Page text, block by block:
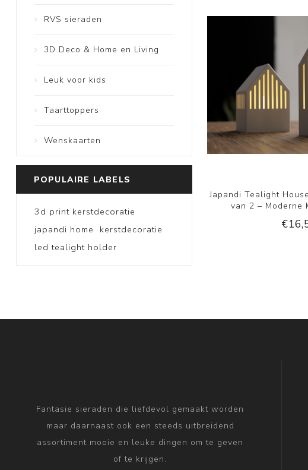
Japandi Tealight
van 2 – Moderne
RVS sieraden
3D Deco & Home en Living
Leuk voor kids
Taarttoppers
Wenskaarten
POPULAIRE LABELS
3d print kerstdecoratie
japandi home
kerstdecoratie
led tealight holder
Fantasie sieraden die liefdevol gemaakt worden
maar daarnaast ook een steeds uitbreidend
assortiment mooie en leuke dingen om te geven
of te krijgen.